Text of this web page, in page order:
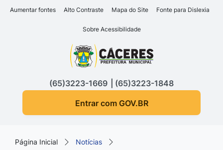
Seção de atalhos e links
Ir para o conteúdo [alt+1]
Ir para o rodapé [alt+4]
Aumentar fontes Alto Contraste Mapa do Site Fonte para Dislexia
Sobre Acessibilidade
Seção do menu principal
(65)3223-1669
(65)3223-1848
Entrar com GOV.BR
Página Inicial
Notícias